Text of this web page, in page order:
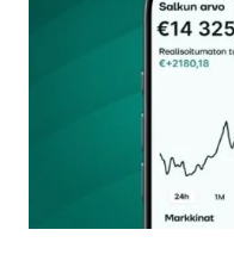
rekisteröityä